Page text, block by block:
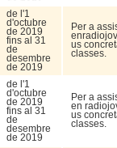
de l'1
d'octubre
de 2019
fins al 31
de
desembre
de 2019
Per a
us
classes.
de l'1
d'octubre
de 2019
fins al 31
de
desembre
de 2019
Per a
en
us
classes.